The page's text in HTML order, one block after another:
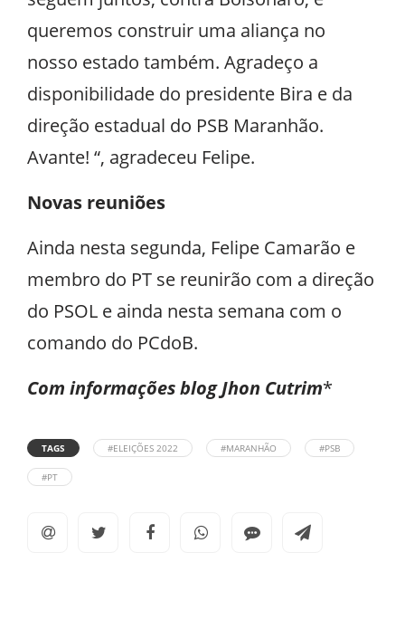
queremos construir uma aliança no
nosso estado também. Agradeço a
disponibilidade do presidente Bira e da
direção estadual do PSB Maranhão.
Avante! “, agradeceu Felipe.
Novas reuniões
Ainda nesta segunda, Felipe Camarão e
membro do PT se reunirão com a direção
do PSOL e ainda nesta semana com o
comando do PCdoB.
Com informações blog Jhon Cutrim*
TAGS #ELEIÇÕES 2022 #MARANHÃO #PSB
#PT